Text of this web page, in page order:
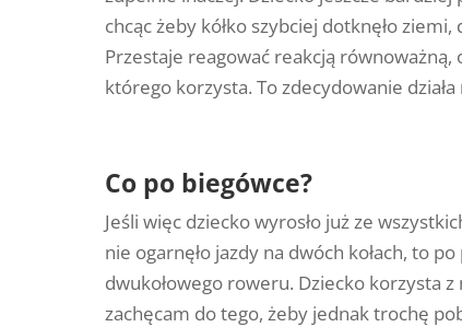
chcąc żeby kółko szybciej dotknęło
Przestaje reagować reakcją
którego korzysta. To zdecydowanie
Co po biegówce?
Jeśli więc dziecko wyrosło już ze
nie ogarnęło jazdy na dwóch kołach, to
dwukołowego roweru. Dziecko korzysta
zachęcam do tego, żeby jednak trochę